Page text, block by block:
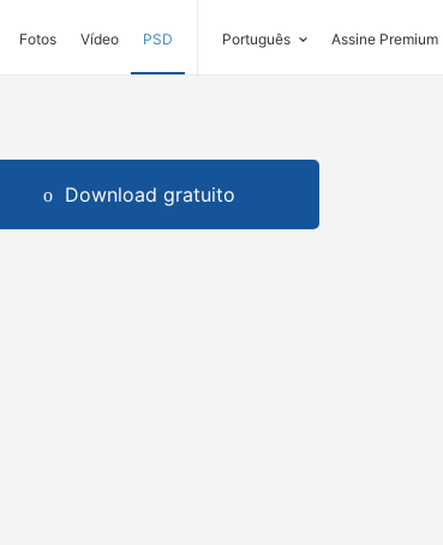
Fotos Vídeo PSD Português Assine Premium
Download gratuito